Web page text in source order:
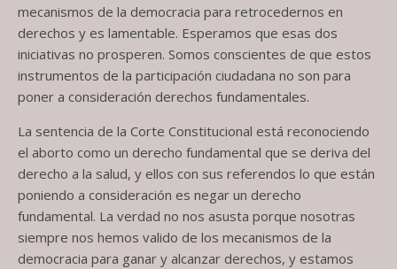
mecanismos de la democracia para retrocedernos en
derechos y es lamentable. Esperamos que esas dos
iniciativas no prosperen. Somos conscientes de que estos
instrumentos de la participación ciudadana no son para
poner a consideración derechos fundamentales.
La sentencia de la Corte Constitucional está reconociendo
el aborto como un derecho fundamental que se deriva del
derecho a la salud, y ellos con sus referendos lo que están
poniendo a consideración es negar un derecho
fundamental. La verdad no nos asusta porque nosotras
siempre nos hemos valido de los mecanismos de la
democracia para ganar y alcanzar derechos, y estamos